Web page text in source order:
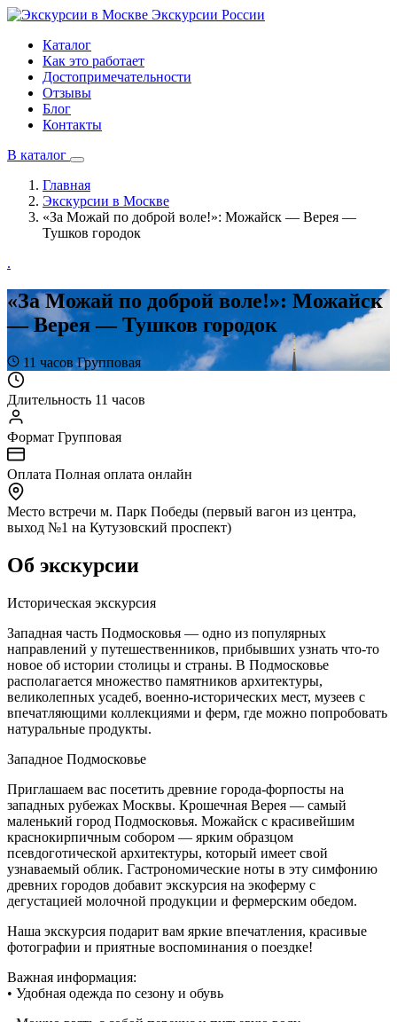
Экскурсии России
Каталог
Как это работает
Достопримечательности
Отзывы
Блог
Контакты
В каталог
Главная
Экскурсии в Москве
«За Можай по доброй воле!»: Можайск — Верея —
Тушков городок
.
«За Можай по доброй воле!»: Можайск
— Верея — Тушков городок
11 часовГрупповая
Длительность 11 часов
Формат Групповая
Оплата Полная оплата онлайн
Место встречи м. Парк Победы (первый вагон из центра,
выход №1 на Кутузовский проспект)
Об экскурсии
Историческая экскурсия
Западная часть Подмосковья — одно из популярных
направлений у путешественников, прибывших узнать что-то
новое об истории столицы и страны. В Подмосковье
располагается множество памятников архитектуры,
великолепных усадеб, военно-исторических мест, музеев с
впечатляющими коллекциями и ферм, где можно попробовать
натуральные продукты.
Западное Подмосковье
Приглашаем вас посетить древние города-форпосты на
западных рубежах Москвы. Крошечная Верея — самый
маленький город Подмосковья. Можайск с красивейшим
краснокирпичным собором — ярким образцом
псевдоготической архитектуры, который имеет свой
узнаваемый облик. Гастрономические ноты в эту симфонию
древних городов добавит экскурсия на экоферму с
дегустацией молочной продукции и фермерским обедом.
Наша экскурсия подарит вам яркие впечатления, красивые
фотографии и приятные воспоминания о поездке!
Важная информация:
• Удобная одежда по сезону и обувь